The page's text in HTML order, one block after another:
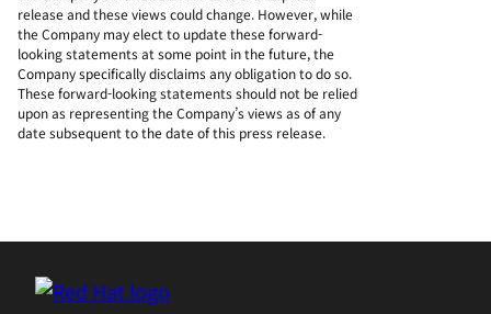
release and these views could change. However, while
the Company may elect to update these forward-
looking statements at some point in the future, the
Company specifically disclaims any obligation to do so.
These forward-looking statements should not be relied
upon as representing the Company’s views as of any
date subsequent to the date of this press release.